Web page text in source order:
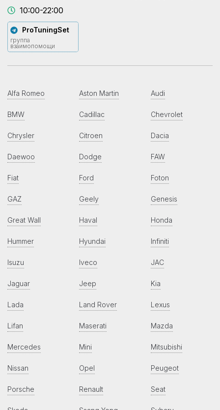
10:00-22:00
ProTuningSet
группа
взаимопомощи
Alfa Romeo Aston Martin Audi
BMW Cadillac Chevrolet
Chrysler Citroen Dacia
Daewoo Dodge FAW
Fiat Ford Foton
GAZ Geely Genesis
Great Wall Haval Honda
Hummer Hyundai Infiniti
Isuzu Iveco JAC
Jaguar Jeep Kia
Lada Land Rover Lexus
Lifan Maserati Mazda
Mercedes Mini Mitsubishi
Nissan Opel Peugeot
Porsche Renault Seat